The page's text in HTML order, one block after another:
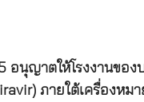
อนุญาตให้โรงงานขอ
ภายใต้เครื่องหม